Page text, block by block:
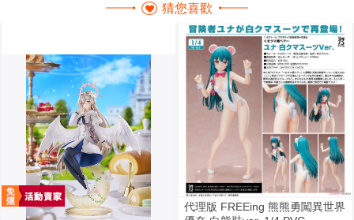
猜您喜歡
代理版 FREEing 熊熊勇闖異世界